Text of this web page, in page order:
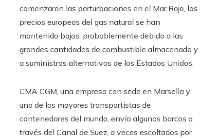
comenzaron las perturbaciones en el Mar Rojo, los
precios europeos del gas natural se han
mantenido bajos, probablemente debido a las
grandes cantidades de combustible almacenado y
a suministros alternativos de los Estados Unidos.
CMA CGM, una empresa con sede en Marsella y
uno de los mayores transportistas de
contenedores del mundo, envía algunos barcos a
través del Canal de Suez, a veces escoltados por